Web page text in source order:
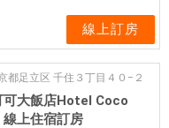
線上訂房
都足立区 千住３丁目４０−２
可大飯店Hotel Coco
上住宿訂房